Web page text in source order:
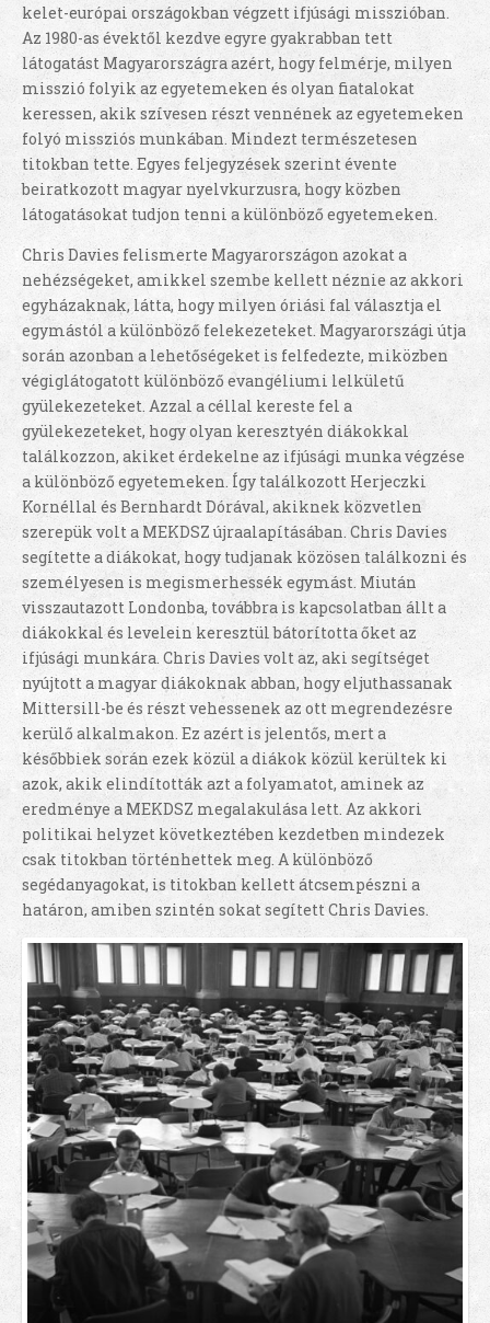
kelet-európai országokban végzett ifjúsági misszióban.
Az 1980-as évektől kezdve egyre gyakrabban tett
látogatást Magyarországra azért, hogy felmérje, milyen
misszió folyik az egyetemeken és olyan fiatalokat
keressen, akik szívesen részt vennének az egyetemeken
folyó missziós munkában. Mindezt természetesen
titokban tette. Egyes feljegyzések szerint évente
beiratkozott magyar nyelvkurzusra, hogy közben
látogatásokat tudjon tenni a különböző egyetemeken.
Chris Davies felismerte Magyarországon azokat a
nehézségeket, amikkel szembe kellett néznie az akkori
egyházaknak, látta, hogy milyen óriási fal választja el
egymástól a különböző felekezeteket. Magyarországi útja
során azonban a lehetőségeket is felfedezte, miközben
végiglátogatott különböző evangéliumi lelkületű
gyülekezeteket. Azzal a céllal kereste fel a
gyülekezeteket, hogy olyan keresztyén diákokkal
találkozzon, akiket érdekelne az ifjúsági munka végzése
a különböző egyetemeken. Így találkozott Herjeczki
Kornéllal és Bernhardt Dórával, akiknek közvetlen
szerepük volt a MEKDSZ újraalapításában. Chris Davies
segítette a diákokat, hogy tudjanak közösen találkozni és
személyesen is megismerhessék egymást. Miután
visszautazott Londonba, továbbra is kapcsolatban állt a
diákokkal és levelein keresztül bátorította őket az
ifjúsági munkára. Chris Davies volt az, aki segítséget
nyújtott a magyar diákoknak abban, hogy eljuthassanak
Mittersill-be és részt vehessenek az ott megrendezésre
kerülő alkalmakon. Ez azért is jelentős, mert a
későbbiek során ezek közül a diákok közül kerültek ki
azok, akik elindították azt a folyamatot, aminek az
eredménye a MEKDSZ megalakulása lett. Az akkori
politikai helyzet következtében kezdetben mindezek
csak titokban történhettek meg. A különböző
segédanyagokat, is titokban kellett átcsempészni a
határon, amiben szintén sokat segített Chris Davies.